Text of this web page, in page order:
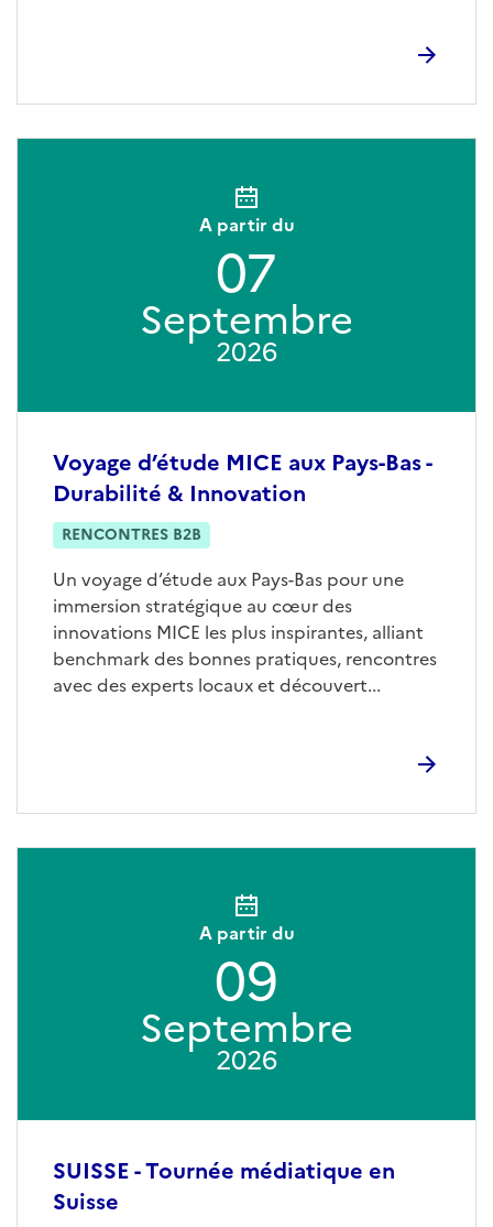
Voyage d’étude MICE aux Pays-Bas -
Durabilité & Innovation
RENCONTRES B2B
Un voyage d’étude aux Pays-Bas pour une
immersion stratégique au cœur des
innovations MICE les plus inspirantes, alliant
benchmark des bonnes pratiques, rencontres
avec des experts locaux et découvert...
A partir du
07
Septembre
2026
SUISSE - Tournée médiatique en
Suisse
A partir du
09
Septembre
2026